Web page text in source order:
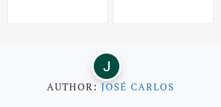
AUTHOR: JOSÉ CARLOS